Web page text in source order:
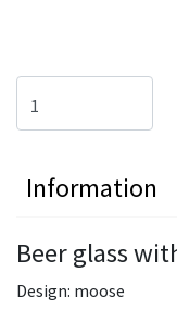
Information
Beer glass
Design: moose